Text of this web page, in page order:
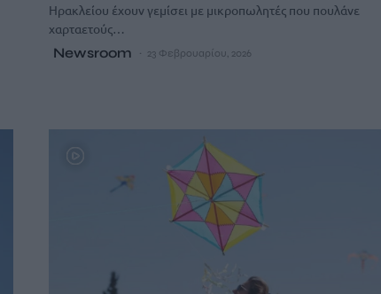
Ηρακλείου έχουν γεμίσει με μικροπωλητές που πουλάνε
χαρταετούς…
Newsroom 23 Φεβρουαρίου, 2026